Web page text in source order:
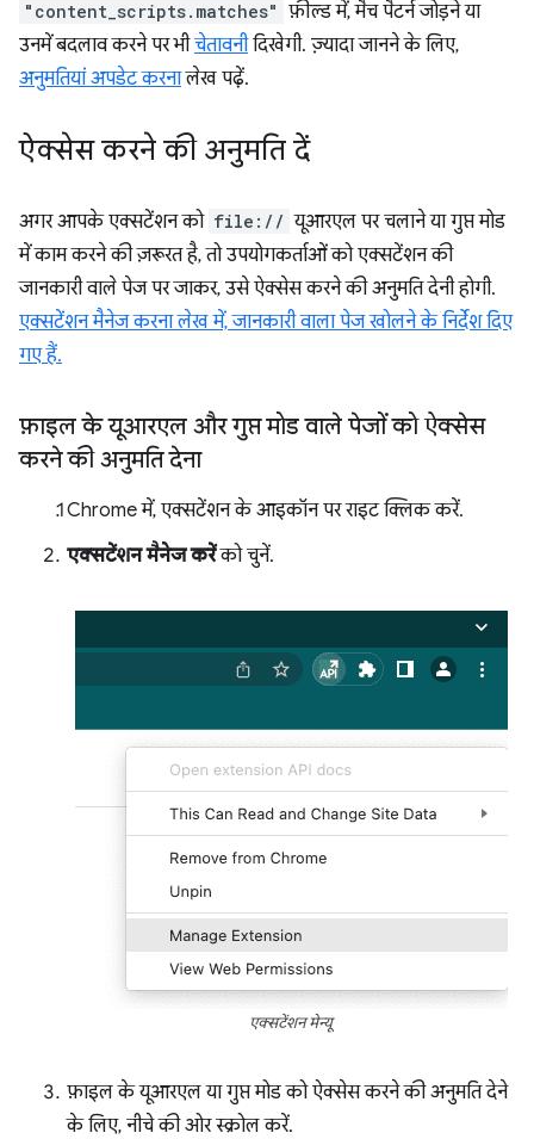
"content_scripts.matches" फ़ील्ड में, मैच पैटर्न जोड़ने या
उनमें बदलाव करने पर भीचेतावनीदिखेगी. ज़्यादा जानने के लिए,
अनुमतियां अपडेट करनालेख पढ़ें.
ऐक्सेस करने की अनुमति दें
अगर आपके एक्सटेंशन को file:// यूआरएल पर चलाने या गुप्त मोड
में काम करने की ज़रूरत है, तो उपयोगकर्ताओं को एक्सटेंशन की
जानकारी वाले पेज पर जाकर, उसे ऐक्सेस करने की अनुमति देनी होगी.
एक्सटेंशन मैनेज करना लेख में, जानकारी वाला पेज खोलने के निर्देश दिए
गए हैं.
फ़ाइल के यूआरएल और गुप्त मोड वाले पेजों को ऐक्सेस
करने की अनुमति देना
Chrome में, एक्सटेंशन के आइकॉन पर राइट क्लिक करें.
एक्सटेंशन मैनेज करेंको चुनें.
एक्सटेंशन मेन्यू
फ़ाइल के यूआरएल या गुप्त मोड को ऐक्सेस करने की अनुमति देने
के लिए, नीचे की ओर स्क्रोल करें.